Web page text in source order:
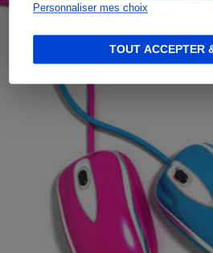
Personnaliser mes choix
TOUT ACCEPTER